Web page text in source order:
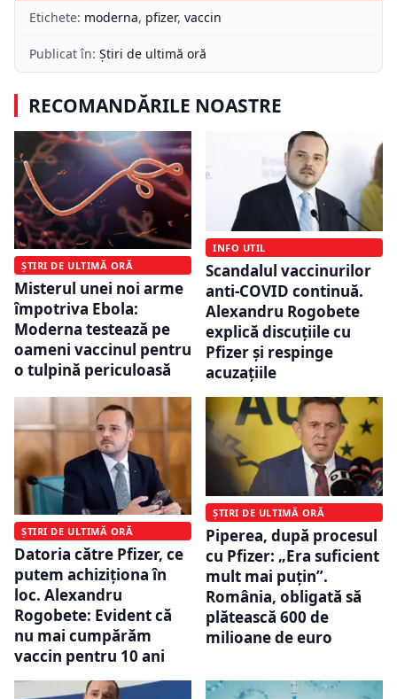
Etichete: moderna, pfizer, vaccin
Publicat în: Știri de ultimă oră
RECOMANDĂRILE NOASTRE
ȘTIRI DE ULTIMĂ ORĂ
Misterul unei noi arme
împotriva Ebola:
Moderna testează pe
oameni vaccinul pentru
o tulpină periculoasă
INFO UTIL
Scandalul vaccinurilor
anti-COVID continuă.
Alexandru Rogobete
explică discuțiile cu
Pfizer și respinge
acuzațiile
ȘTIRI DE ULTIMĂ ORĂ
Datoria către Pfizer, ce
putem achiziționa în
loc. Alexandru
Rogobete: Evident că
nu mai cumpărăm
vaccin pentru 10 ani
ȘTIRI DE ULTIMĂ ORĂ
Piperea, după procesul
cu Pfizer: „Era suficient
mult mai puțin”.
România, obligată să
plătească 600 de
milioane de euro